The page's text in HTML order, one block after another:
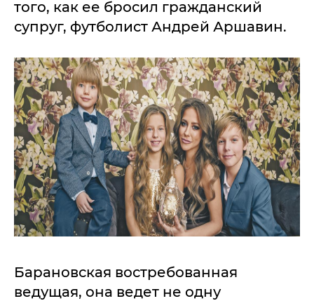
того, как ее бросил гражданский
супруг, футболист Андрей Аршавин.
Барановская востребованная
ведущая, она ведет не одну